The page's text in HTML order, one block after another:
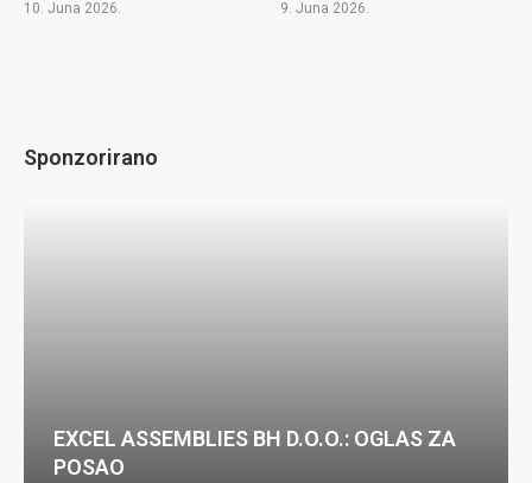
10. Juna 2026. 9. Juna 2026.
Sponzorirano
EXCEL ASSEMBLIES BH D.O.O.: OGLAS ZA
POSAO